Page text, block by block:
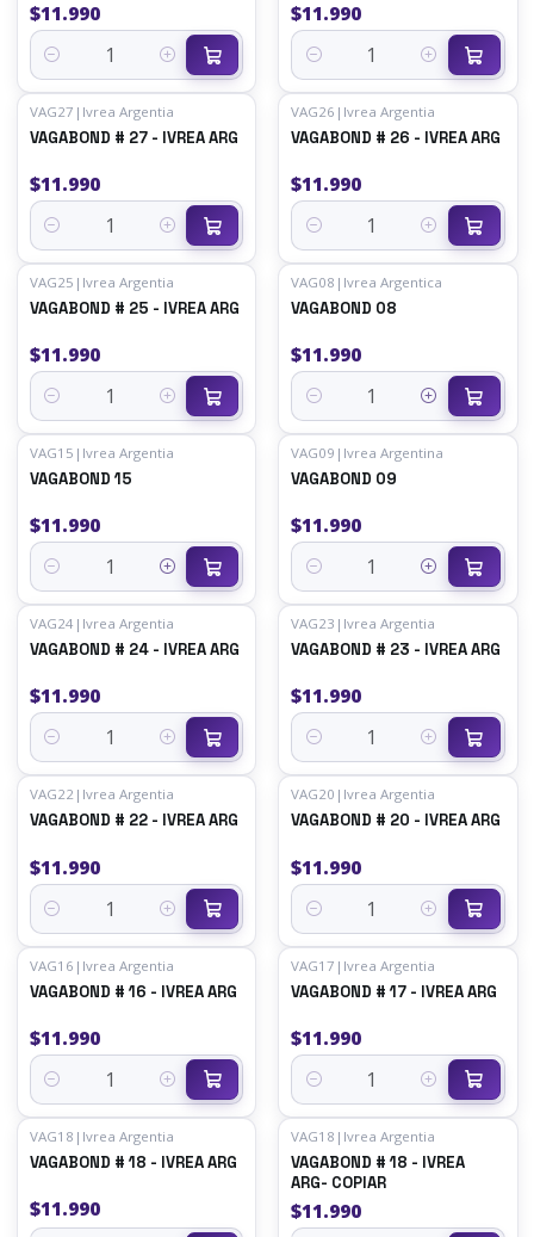
$11.990
Cantidad
$11.990
Cantidad
VAG27 | Ivrea Argentia
VAGABOND # 27 - IVREA ARG
$11.990
Cantidad
VAG26 | Ivrea Argentia
VAGABOND # 26 - IVREA ARG
$11.990
Cantidad
VAG25 | Ivrea Argentia
VAGABOND # 25 - IVREA ARG
$11.990
Cantidad
VAG08 | Ivrea Argentica
VAGABOND 08
$11.990
Cantidad
VAG15 | Ivrea Argentia
VAGABOND 15
$11.990
Cantidad
VAG09 | Ivrea Argentina
VAGABOND 09
$11.990
Cantidad
VAG24 | Ivrea Argentia
VAGABOND # 24 - IVREA ARG
$11.990
Cantidad
VAG23 | Ivrea Argentia
VAGABOND # 23 - IVREA ARG
$11.990
Cantidad
VAG22| Ivrea Argentia
VAGABOND # 22 - IVREA ARG
$11.990
Cantidad
VAG20 | Ivrea Argentia
VAGABOND # 20 - IVREA ARG
$11.990
Cantidad
VAG16 | Ivrea Argentia
VAGABOND # 16 - IVREA ARG
$11.990
Cantidad
VAG17 | Ivrea Argentia
VAGABOND # 17 - IVREA ARG
$11.990
Cantidad
VAG18 | Ivrea Argentia
VAGABOND # 18 - IVREA ARG
$11.990
VAG18 | Ivrea Argentia
VAGABOND # 18 - IVREA
ARG- COPIAR
$11.990